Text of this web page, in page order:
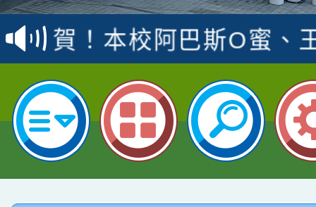
賽 洪綺君教師榮獲社
名
賀！本校阿巴斯O蜜、
倩參加桃園市科展 國
名 指導老師王老師、
賀！本校四年二班張O
園市英語競賽國小朗
指導老師林老師
賀！本校參加桃園市中
賽 劉文瑛教師榮獲教
臺灣台語-第二名
賀！本校參與2026世